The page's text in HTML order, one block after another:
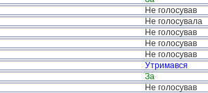
Не голосував
Не голосувала
Не голосував
Не голосував
Не голосував
Утримався
За
Не голосував